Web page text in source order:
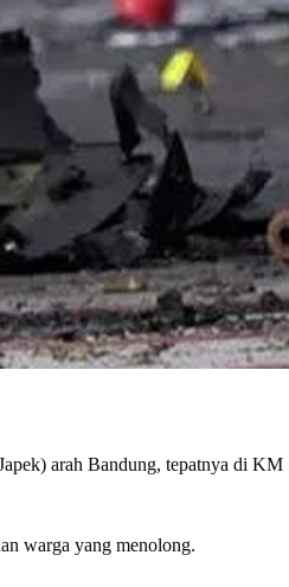
arah Bandung, tepatnya di KM
warga yang menolong.